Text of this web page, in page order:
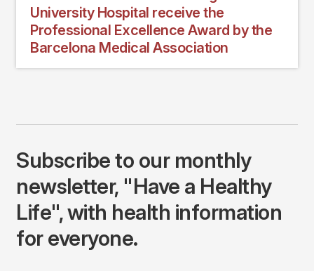
University Hospital receive the
Professional Excellence Award by the
Barcelona Medical Association
Subscribe to our monthly
newsletter, "Have a Healthy
Life", with health information
for everyone.